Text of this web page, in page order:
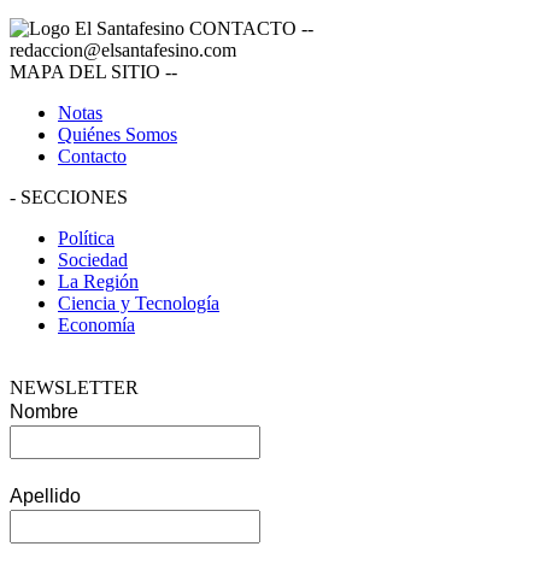
CONTACTO --
redaccion@elsantafesino.com
MAPA DEL SITIO --
Notas
Quiénes Somos
Contacto
- SECCIONES
Política
Sociedad
La Región
Ciencia y Tecnología
Economía
NEWSLETTER
Nombre
Apellido